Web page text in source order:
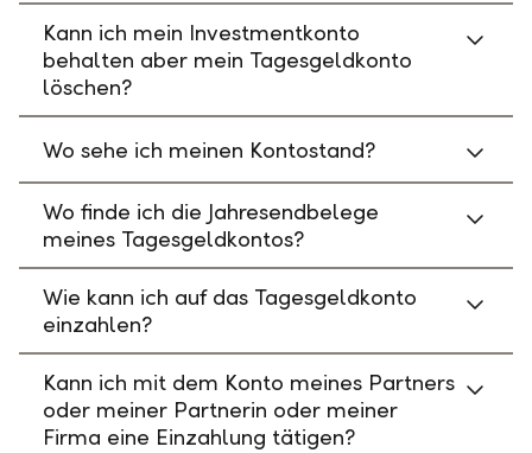
Kann ich mein Investmentkonto
behalten aber mein Tagesgeldkonto
löschen?
Wo sehe ich meinen Kontostand?
Wo finde ich die Jahresendbelege
meines Tagesgeldkontos?
Wie kann ich auf das Tagesgeldkonto
einzahlen?
Kann ich mit dem Konto meines Partners
oder meiner Partnerin oder meiner
Firma eine Einzahlung tätigen?